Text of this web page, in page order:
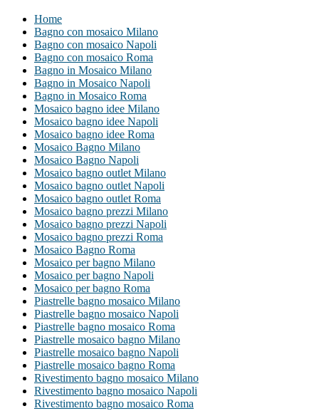
Home
Bagno con mosaico Milano
Bagno con mosaico Napoli
Bagno con mosaico Roma
Bagno in Mosaico Milano
Bagno in Mosaico Napoli
Bagno in Mosaico Roma
Mosaico bagno idee Milano
Mosaico bagno idee Napoli
Mosaico bagno idee Roma
Mosaico Bagno Milano
Mosaico Bagno Napoli
Mosaico bagno outlet Milano
Mosaico bagno outlet Napoli
Mosaico bagno outlet Roma
Mosaico bagno prezzi Milano
Mosaico bagno prezzi Napoli
Mosaico bagno prezzi Roma
Mosaico Bagno Roma
Mosaico per bagno Milano
Mosaico per bagno Napoli
Mosaico per bagno Roma
Piastrelle bagno mosaico Milano
Piastrelle bagno mosaico Napoli
Piastrelle bagno mosaico Roma
Piastrelle mosaico bagno Milano
Piastrelle mosaico bagno Napoli
Piastrelle mosaico bagno Roma
Rivestimento bagno mosaico Milano
Rivestimento bagno mosaico Napoli
Rivestimento bagno mosaico Roma